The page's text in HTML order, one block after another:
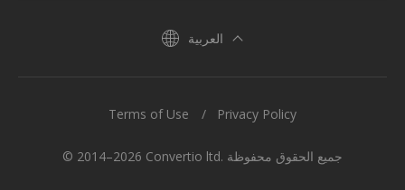
العربية
© 2014–2026 Convertio ltd. جميع الحقوق محفوظة
Terms of Use Privacy Policy